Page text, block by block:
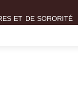
ET DE SORORITÉ